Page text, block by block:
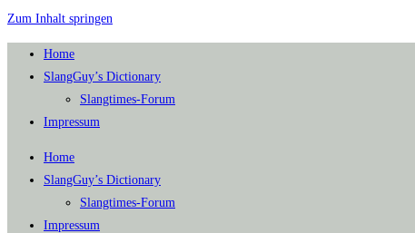
Zum Inhalt springen
Home
SlangGuy’s Dic­tion­a­ry
Slang­times-Forum
Impres­sum
Home
SlangGuy’s Dic­tion­a­ry
Slang­times-Forum
Impres­sum